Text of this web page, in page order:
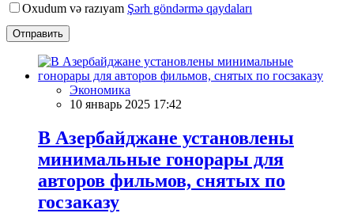
Oxudum və razıyam Şərh göndərmə qaydaları
Отправить
Экономика
10 январь 2025 17:42
В Азербайджане установлены
минимальные гонорары для
авторов фильмов, снятых по
госзаказу